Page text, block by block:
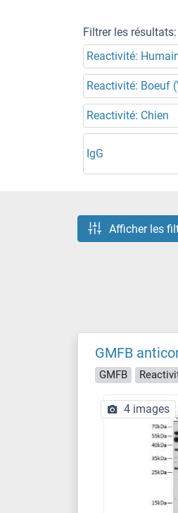
Filtrer les résultats:
Reactivité:
Reactivité: Boeuf
Reactivité: Chien
IgG
Afficher les
GMFB
GMFB
4 images